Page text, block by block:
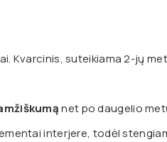
Kvarcinis, suteikiama 2-jų
net po daugelio
interjere, todėl